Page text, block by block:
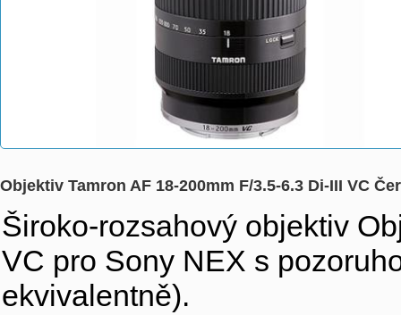
Objektiv Tamron AF 18-200mm F/3.5-6.3 Di-III VC
Široko-rozsahový objektiv
VC pro Sony NEX s
ekvivalentně).